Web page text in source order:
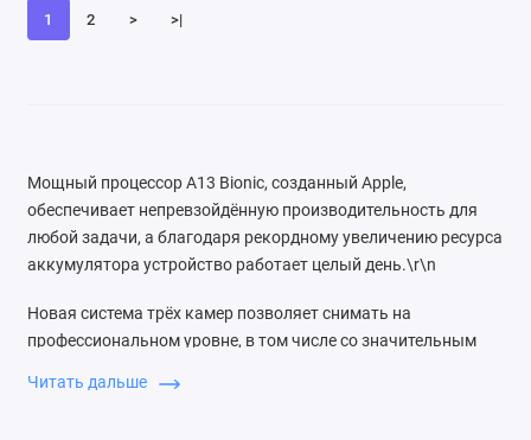
1 2 > >|
Мощный процессор A13 Bionic, созданный Apple,
обеспечивает непревзойдённую производительность для
любой задачи, а благодаря рекордному увеличению ресурса
аккумулятора устройство работает целый день.\r\n
Новая система трёх камер позволяет снимать на
профессиональном уровне, в том числе со значительным
Камера также обеспечивает видео высочайшего качества и
Читать дальше